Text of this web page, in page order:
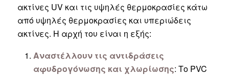
ακτίνες UV και τις υψηλές θερμοκρασίες κάτω
από υψηλές θερμοκρασίες και υπεριώδεις
ακτίνες. Η αρχή του είναι η εξής:
Αναστέλλουν τις αντιδράσεις
αφυδρογόνωσης και χλωρίωσης: Το PVC